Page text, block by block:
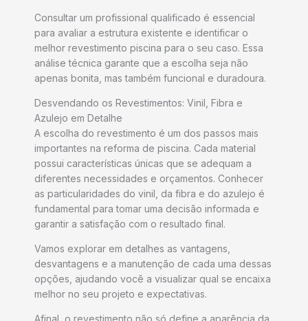
Consultar um profissional qualificado é essencial
para avaliar a estrutura existente e identificar o
melhor revestimento piscina para o seu caso. Essa
análise técnica garante que a escolha seja não
apenas bonita, mas também funcional e duradoura.
Desvendando os Revestimentos: Vinil, Fibra e
Azulejo em Detalhe
A escolha do revestimento é um dos passos mais
importantes na reforma de piscina. Cada material
possui características únicas que se adequam a
diferentes necessidades e orçamentos. Conhecer
as particularidades do vinil, da fibra e do azulejo é
fundamental para tomar uma decisão informada e
garantir a satisfação com o resultado final.
Vamos explorar em detalhes as vantagens,
desvantagens e a manutenção de cada uma dessas
opções, ajudando você a visualizar qual se encaixa
melhor no seu projeto e expectativas.